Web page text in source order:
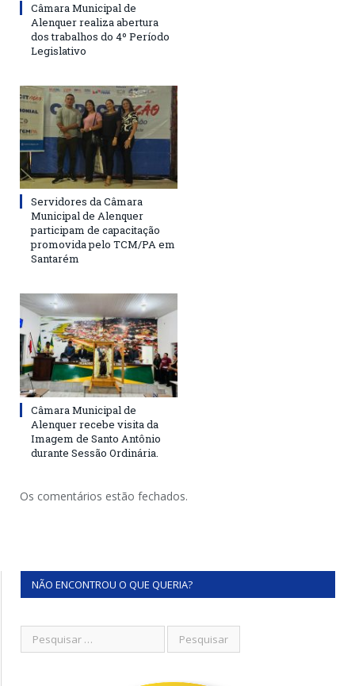
Câmara Municipal de
Alenquer realiza abertura
dos trabalhos do 4º Período
Legislativo
Servidores da Câmara
Municipal de Alenquer
participam de capacitação
promovida pelo TCM/PA em
Santarém
Câmara Municipal de
Alenquer recebe visita da
Imagem de Santo Antônio
durante Sessão Ordinária.
Os comentários estão fechados.
NÃO ENCONTROU O QUE QUERIA?